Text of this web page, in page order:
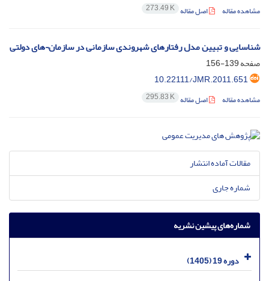
مشاهده مقاله اصل مقاله 273.49 K
شناسایی و تبیین مدل رفتارهای شهروندی سازمانی در سازمان¬های دولتی
صفحه139-156
10.22111/JMR.2011.651
مشاهده مقاله اصل مقاله 295.83 K
مقالات آماده انتشار
شماره جاری
شماره‌های پیشین نشریه
دوره 19 (1405)